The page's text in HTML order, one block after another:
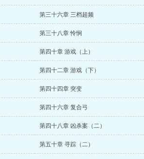
第三十六章 三档超频
第三十八章 怜悯
第四十章 游戏（上）
第四十二章 游戏（下）
第四十四章 突变
第四十六章 复合弓
第四十八章 凶杀案（二）
第五十章 寻踪（二）